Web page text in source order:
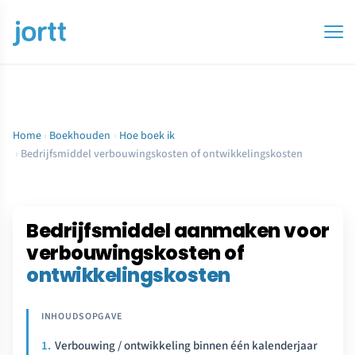
Home › Boekhouden › Hoe boek ik
› Bedrijfsmiddel verbouwingskosten of ontwikkelingskosten
Bedrijfsmiddel aanmaken voor
verbouwingskosten of
ontwikkelingskosten
Verbouwing / ontwikkeling binnen één kalenderjaar